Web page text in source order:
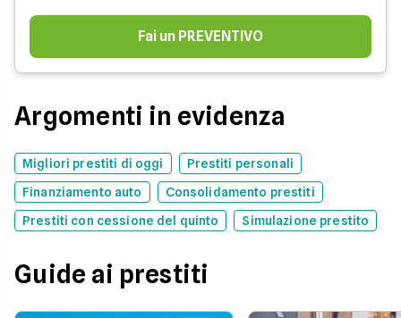
Fai un PREVENTIVO
Argomenti in evidenza
Migliori prestiti di oggi
Prestiti personali
Finanziamento auto
Consolidamento prestiti
Prestiti con cessione del quinto
Simulazione prestito
Guide ai prestiti